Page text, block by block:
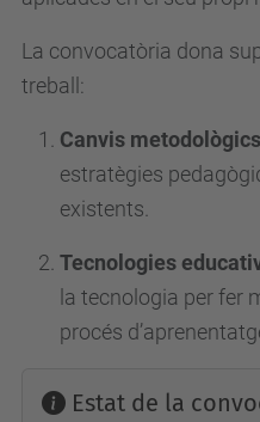
La convocatòria dona
treball:
Canvis
estratègies
existents.
Tecnologies
la tecnologia per fer
procés
Estat de la